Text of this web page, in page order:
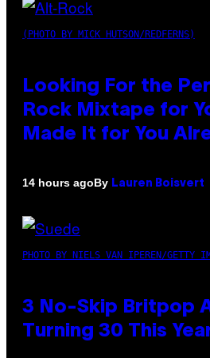
(PHOTO BY MICK HUTSON/REDFERNS)
Looking For the
Rock Mixtape for
Made It for You
14 hours agoBy Lauren Boisvert
PHOTO BY NIELS VAN IPEREN/GETTY
3 No-Skip Britpop
Turning 30 This